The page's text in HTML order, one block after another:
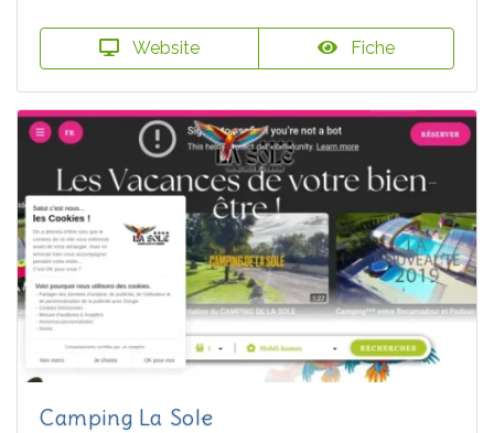
Website Fiche
Camping La Sole